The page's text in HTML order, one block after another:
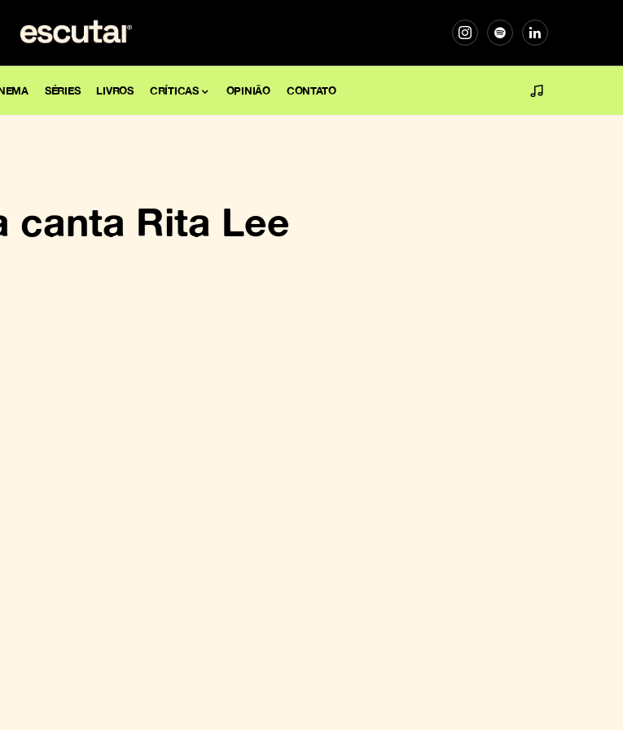
SÉRIES LIVROS CRÍTICAS OPINIÃO CONTATO
canta Rita Lee